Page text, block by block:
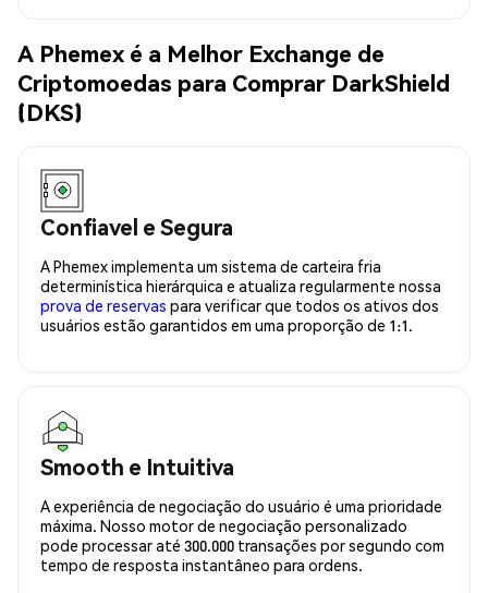
A Phemex é a Melhor Exchange de
Criptomoedas para Comprar DarkShield
(DKS)
Confiavel e Segura
A Phemex implementa um sistema de carteira fria
determinística hierárquica e atualiza regularmente nossa
prova de reservas para verificar que todos os ativos dos
usuários estão garantidos em uma proporção de 1:1.
Smooth e Intuitiva
A experiência de negociação do usuário é uma prioridade
máxima. Nosso motor de negociação personalizado
pode processar até 300.000 transações por segundo com
tempo de resposta instantâneo para ordens.